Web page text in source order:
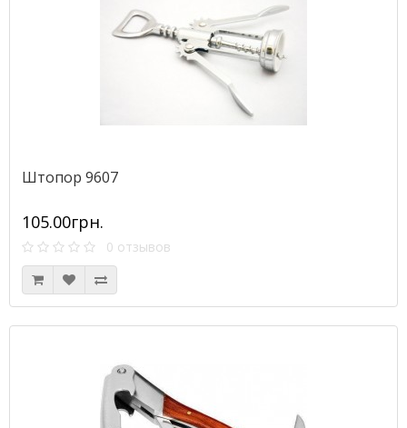
Штопор 9607
105.00грн.
0 отзывов